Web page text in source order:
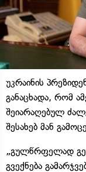
უკრაინის
განაცხადა, რომ
შეიარაღებულ
შესახებ მან
„გულწრფელად
გვექნება